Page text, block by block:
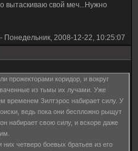
свой меч...Нужно
- Понедельник, 2008-12-22, 10:25:07
прожекторами коридор, и вокруг
из тьмы их лучами. Уже
временем Зилтэрос набирает силу. У
ведь пока они беспложно рыщут
набирает свою силу, и вскоре даже
четверо боевых братьев из его